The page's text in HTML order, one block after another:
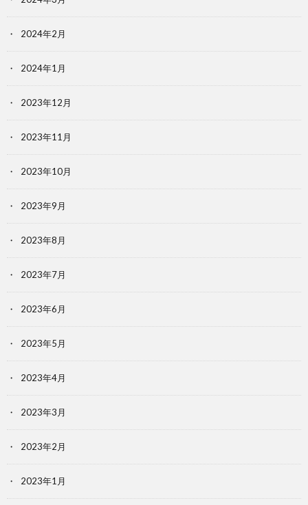
2024年2月
2024年1月
2023年12月
2023年11月
2023年10月
2023年9月
2023年8月
2023年7月
2023年6月
2023年5月
2023年4月
2023年3月
2023年2月
2023年1月